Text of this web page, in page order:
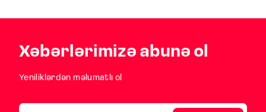
Xəbərlərimizə abunə ol
Yeniliklərdən məlumatlı ol